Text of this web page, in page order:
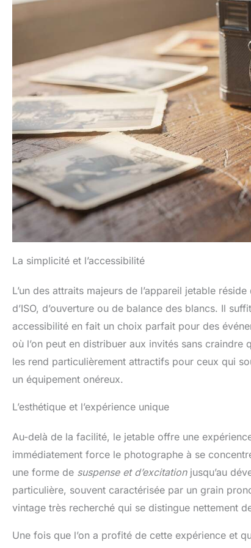
La simplicité et l’accessibilité
L’un des attraits majeurs de l’appareil jetable réside
d’ISO, d’ouverture ou de balance des blancs. Il
accessibilité en fait un choix parfait pour des
où l’on peut en distribuer aux invités sans
les rend particulièrement attractifs pour ceux qui
un équipement onéreux.
L’esthétique et l’expérience unique
Au-delà de la facilité, le jetable offre une
immédiatement force le photographe à se
une forme de suspense et d’excitationjusqu’au
particulière, souvent caractérisée par un grain
vintage très recherché qui se distingue nettement
Une fois que l’on a profité de cette expérience et